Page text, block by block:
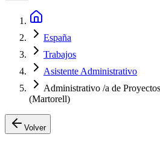
España
Trabajos
Asistente Administrativo
Administrativo /a de
(Martorell)
Volver